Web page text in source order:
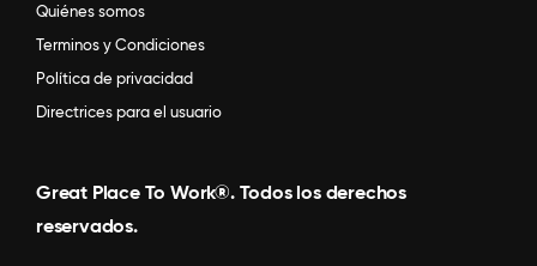
Quiénes somos
Terminos y Condiciones
Política de privacidad
Directrices para el usuario
Great Place To Work®. Todos los derechos
reservados.